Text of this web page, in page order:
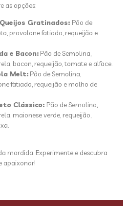
as opções:
Gratinados: Pão de
provolone fatiado, requeijão e
e Bacon: Pão de Semolina,
bacon, requeijão, tomate e alface.
Melt: Pão de Semolina,
fatiado, requeijão e molho de
Clássico: Pão de Semolina,
maionese verde, requeijão,
mordida. Experimente e descubra
apaixonar!